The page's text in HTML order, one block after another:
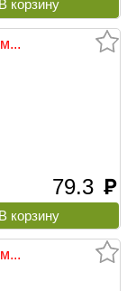
79.3 руб